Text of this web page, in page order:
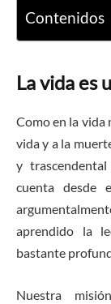
Contenidos
La vida es
Como en la vida
vida y a la
y
cuenta desde
aprendido la
bastante
Nuestra